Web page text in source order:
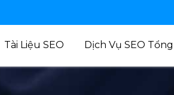
Tài Liệu SEO Dịch Vụ SEO